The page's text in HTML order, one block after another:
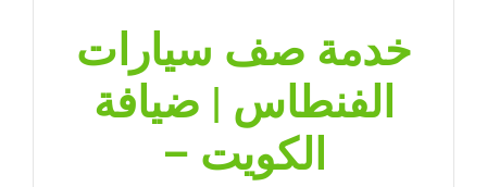
خدمة صف سيارات
الفنطاس | ضيافة
الكويت –